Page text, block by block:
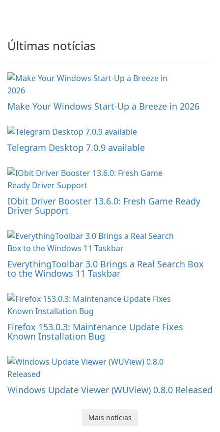
Últimas notícias
Make Your Windows Start-Up a Breeze in 2026
Telegram Desktop 7.0.9 available
IObit Driver Booster 13.6.0: Fresh Game Ready
Driver Support
EverythingToolbar 3.0 Brings a Real Search Box
to the Windows 11 Taskbar
Firefox 153.0.3: Maintenance Update Fixes
Known Installation Bug
Windows Update Viewer (WUView) 0.8.0 Released
Mais notícias